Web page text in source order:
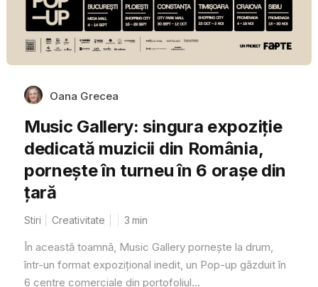
Oana Grecea
Music Gallery: singura expoziție
dedicată muzicii din România,
pornește în turneu în 6 orașe din
țară
Stiri Creativitate 3 min
În această toamnă, Music Gallery pornește la drum,
într-un format expozițional inedit, un Pop-up găzduit în
6 centre comerciale din portofoliul...